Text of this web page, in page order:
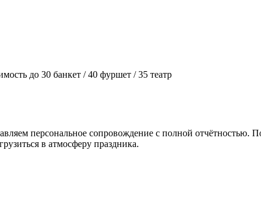
до 30 банкет / 40 фуршет / 35 театр
персональное сопровождение с полной отчётностью.
в атмосферу праздника.